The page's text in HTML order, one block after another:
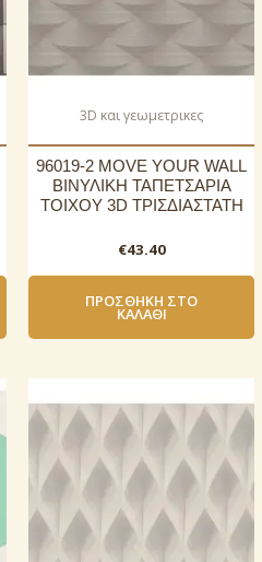
3D και γεωμετρικες
96019-2 MOVE YOUR WALL
ΒΙΝΥΛΙΚΗ ΤΑΠΕΤΣΑΡΙΑ
ΤΟΙΧΟΥ 3D ΤΡΙΣΔΙΑΣΤΑΤΗ
€43.40
ΠΡΟΣΘΉΚΗ ΣΤΟ
ΚΑΛΆΘΙ